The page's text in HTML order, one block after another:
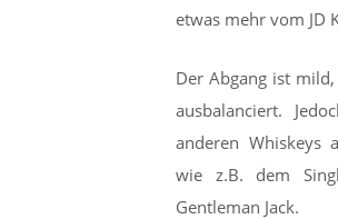
etwas mehr vom JD
Der Abgang ist
ausbalanciert.
anderen Whiskeys
wie z.B. dem
Gentleman Jack.